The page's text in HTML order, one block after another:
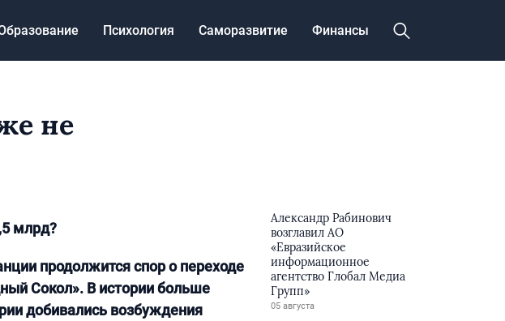
Психология Саморазвитие Финансы
не
млрд?
продолжится спор о переходе
Сокол». В истории больше
добивались возбуждения
Александр Рабинович
возглавил АО
«Евразийское
информационное
агентство Глобал Медиа
Групп»
05 августа